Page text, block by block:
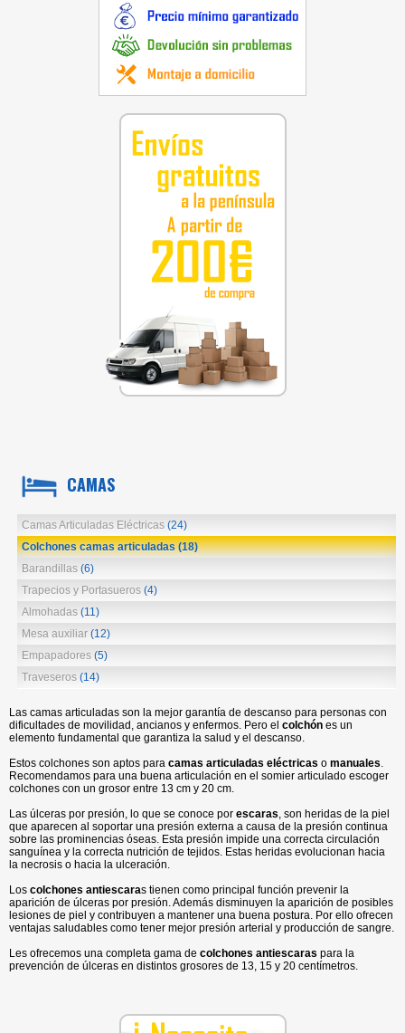
CAMAS
Camas Articuladas Eléctricas (24)
Colchones camas articuladas(18)
Barandillas (6)
Trapecios y Portasueros (4)
Almohadas (11)
Mesa auxiliar (12)
Empapadores (5)
Traveseros (14)
Las camas articuladas son la mejor garantía de descanso para personas con
dificultades de movilidad, ancianos y enfermos. Pero el colchón es un
elemento fundamental que garantiza la salud y el descanso.
Estos colchones son aptos para camas articuladas eléctricas o manuales.
Recomendamos para una buena articulación en el somier articulado escoger
colchones con un grosor entre 13 cm y 20 cm.
Las úlceras por presión, lo que se conoce por escaras, son heridas de la piel
que aparecen al soportar una presión externa a causa de la presión continua
sobre las prominencias óseas. Esta presión impide una correcta circulación
sanguínea y la correcta nutrición de tejidos. Estas heridas evolucionan hacia
la necrosis o hacia la ulceración.
Los colchones antiescaras tienen como principal función prevenir la
aparición de úlceras por presión. Además disminuyen la aparición de posibles
lesiones de piel y contribuyen a mantener una buena postura. Por ello ofrecen
ventajas saludables como tener mejor presión arterial y producción de sangre.
Les ofrecemos una completa gama de colchones antiescaras para la
prevención de úlceras en distintos grosores de 13, 15 y 20 centímetros.